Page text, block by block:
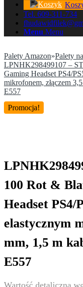
Tel. 609-311-734
Menu Menu
Palety Amazon»Palety
LPNHK298499107 –
Gaming Headset PS4/
mikrofonem, złączem
E557
Promocja!
100 Rot &
Headset PS4/
elastycznym
mm, 1,5 m
E557